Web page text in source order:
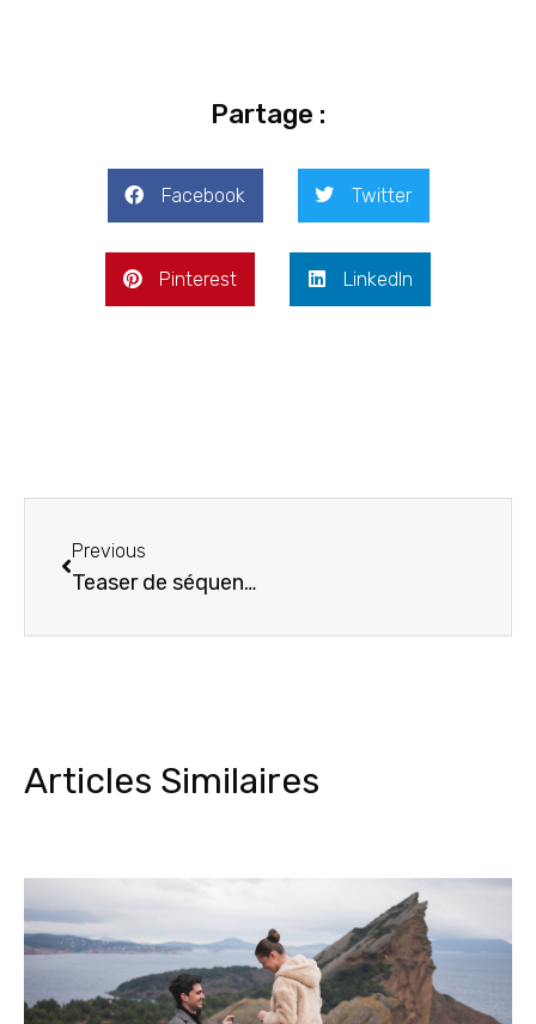
Partage :
Facebook Twitter
Pinterest LinkedIn
Previous
Teaser de séquence émotion : Revivez les plus beaux moments des mariages 2022
Articles Similaires